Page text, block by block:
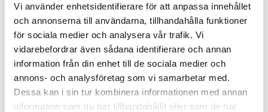
Vi använder enhetsidentifierare för att anpassa innehållet
och annonserna till användarna, tillhandahålla funktioner
för sociala medier och analysera vår trafik. Vi
vidarebefordrar även sådana identifierare och annan
information från din enhet till de sociala medier och
annons- och analysföretag som vi samarbetar med.
Dessa kan i sin tur kombinera informationen med annan
information som du har tillhandahållit eller som de har
Varumärke ABB
43911,336792
ST Lägg i kundvagn
ELMÄTARE 1-F 6A PT RS485
ArtNr 0900064
Varumärke
ABB
43911,336793